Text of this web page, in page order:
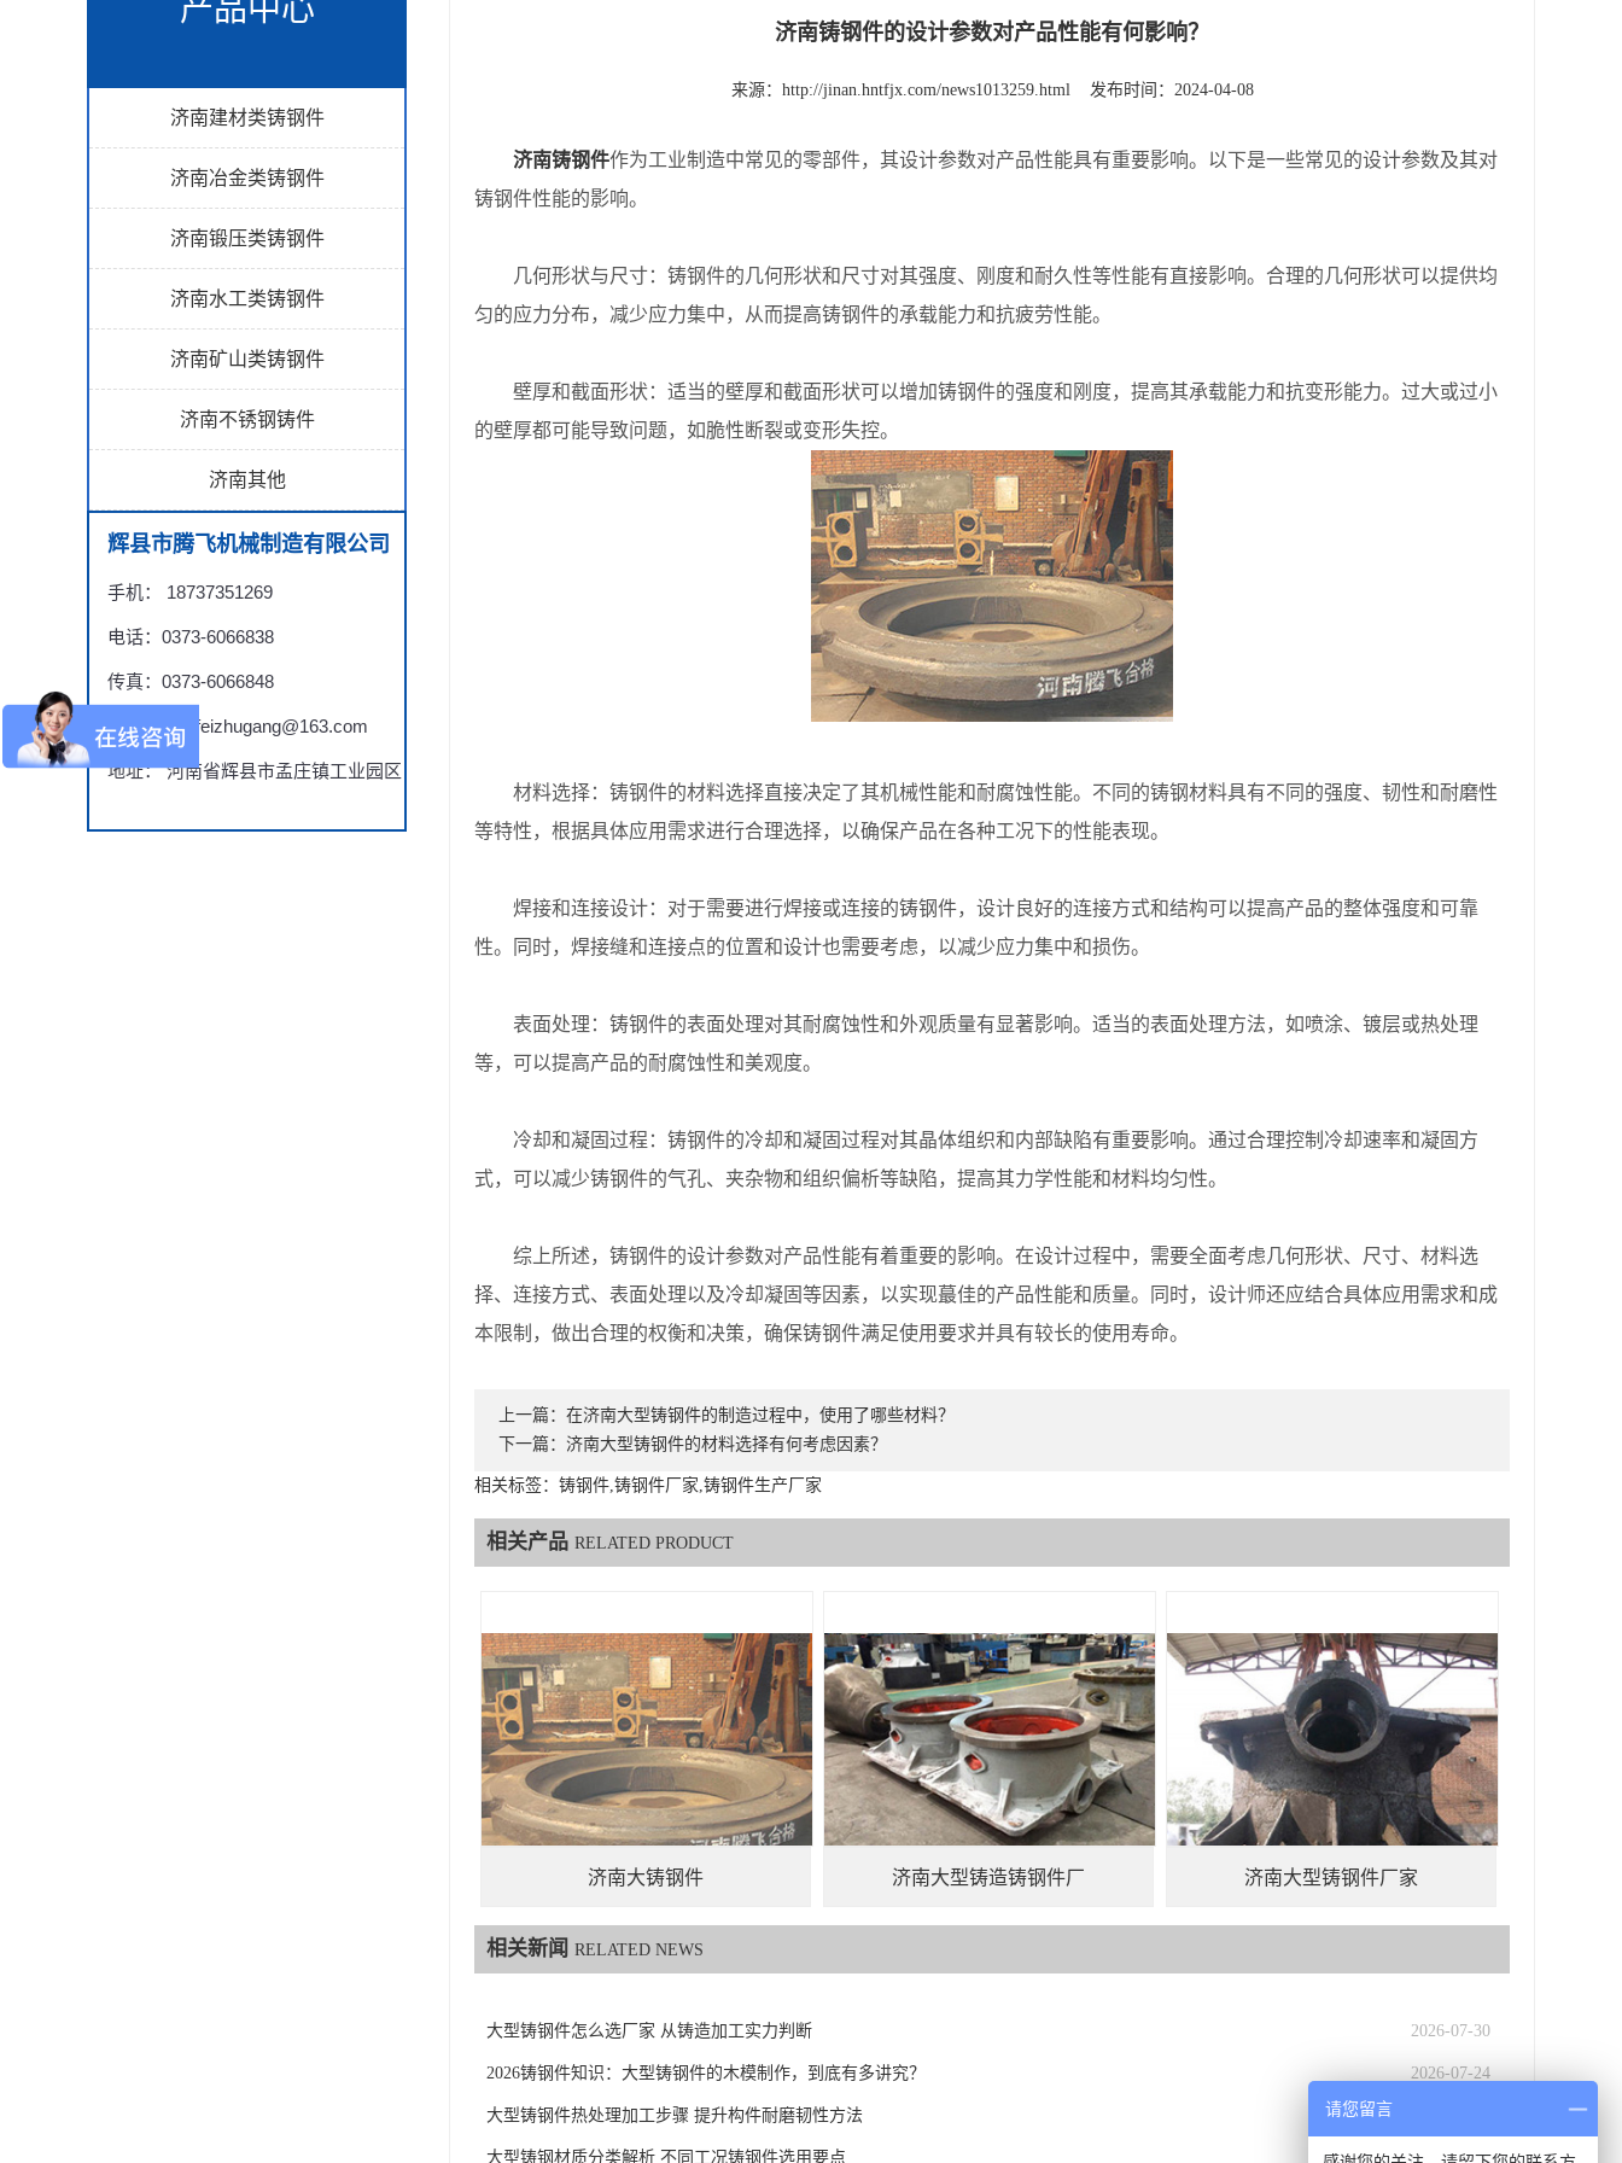
产品中心
济南建材类铸钢件
济南冶金类铸钢件
济南锻压类铸钢件
济南水工类铸钢件
济南矿山类铸钢件
济南不锈钢铸件
济南其他
辉县市腾飞机械制造有限公司
手机： 18737351269
电话：0373-6066838
传真：0373-6066848
邮箱：tengfeizhugang@163.com
地址： 河南省辉县市孟庄镇工业园区
济南铸钢件的设计参数对产品性能有何影响？
来源： http://jinan.hntfjx.com/news1013259.html 发布时间：2024-04-08
济南铸钢件作为工业制造中常见的零部件，其设计参数对产品性能具有重要影响。以下是一些常见的设计参数及其对
铸钢件性能的影响。
几何形状与尺寸：铸钢件的几何形状和尺寸对其强度、刚度和耐久性等性能有直接影响。合理的几何形状可以提供均
匀的应力分布，减少应力集中，从而提高铸钢件的承载能力和抗疲劳性能。
壁厚和截面形状：适当的壁厚和截面形状可以增加铸钢件的强度和刚度，提高其承载能力和抗变形能力。过大或过小
的壁厚都可能导致问题，如脆性断裂或变形失控。
材料选择：铸钢件的材料选择直接决定了其机械性能和耐腐蚀性能。不同的铸钢材料具有不同的强度、韧性和耐磨性
等特性，根据具体应用需求进行合理选择，以确保产品在各种工况下的性能表现。
焊接和连接设计：对于需要进行焊接或连接的铸钢件，设计良好的连接方式和结构可以提高产品的整体强度和可靠
性。同时，焊接缝和连接点的位置和设计也需要考虑，以减少应力集中和损伤。
表面处理：铸钢件的表面处理对其耐腐蚀性和外观质量有显著影响。适当的表面处理方法，如喷涂、镀层或热处理
等，可以提高产品的耐腐蚀性和美观度。
冷却和凝固过程：铸钢件的冷却和凝固过程对其晶体组织和内部缺陷有重要影响。通过合理控制冷却速率和凝固方
式，可以减少铸钢件的气孔、夹杂物和组织偏析等缺陷，提高其力学性能和材料均匀性。
综上所述，铸钢件的设计参数对产品性能有着重要的影响。在设计过程中，需要全面考虑几何形状、尺寸、材料选
择、连接方式、表面处理以及冷却凝固等因素，以实现蕞佳的产品性能和质量。同时，设计师还应结合具体应用需求和成
本限制，做出合理的权衡和决策，确保铸钢件满足使用要求并具有较长的使用寿命。
上一篇： 在济南大型铸钢件的制造过程中，使用了哪些材料？
下一篇： 济南大型铸钢件的材料选择有何考虑因素？
相关标签：铸钢件,铸钢件厂家,铸钢件生产厂家
相关产品 RELATED PRODUCT
济南大铸钢件 济南大型铸造铸钢件厂 济南大型铸钢件厂家
相关新闻 RELATED NEWS
大型铸钢件怎么选厂家 从铸造加工实力判断 2026-07-30
2026铸钢件知识：大型铸钢件的木模制作，到底有多讲究？ 2026-07-24
大型铸钢件热处理加工步骤 提升构件耐磨韧性方法
大型铸钢材质分类解析 不同工况铸钢件选用要点 2026-07-09
请您留言